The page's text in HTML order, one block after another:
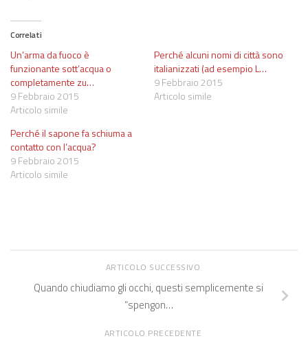
Correlati
Un’arma da fuoco è
funzionante sott’acqua o
completamente zu…
9 Febbraio 2015
Articolo simile
Perché alcuni nomi di città sono
italianizzati (ad esempio L…
9 Febbraio 2015
Articolo simile
Perché il sapone fa schiuma a
contatto con l’acqua?
9 Febbraio 2015
Articolo simile
ARTICOLO SUCCESSIVO
Quando chiudiamo gli occhi, questi semplicemente si
“spengon…
ARTICOLO PRECEDENTE